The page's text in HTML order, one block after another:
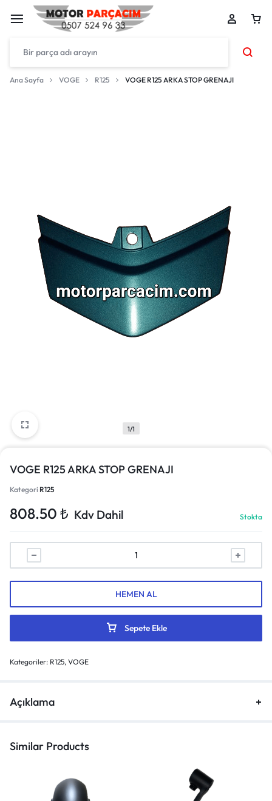
Ana Sayfa VOGE R125 VOGE R125 ARKA STOP GRENAJI
1/1
VOGE R125 ARKA STOP GRENAJI
Kategori R125
808.50 ₺ Kdv Dahil Stokta
Sepete Ekle
HEMEN AL
Kategoriler: R125, VOGE
Açıklama
Similar Products